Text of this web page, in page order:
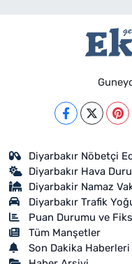
Diyarbakır Nöbetçi
Diyarbakır Hava
Diyarbakir Namaz
Diyarbakır Trafik
Puan Durumu ve
Tüm Manşetler
Son Dakika Haberleri